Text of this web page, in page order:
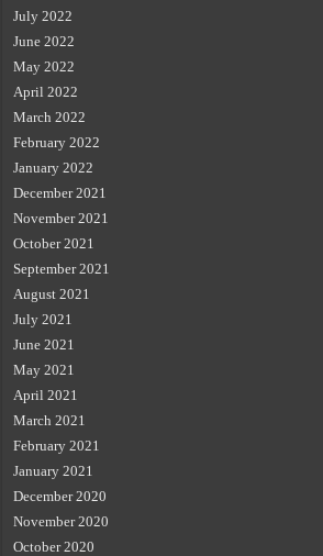
July 2022
June 2022
May 2022
April 2022
March 2022
February 2022
January 2022
December 2021
November 2021
October 2021
September 2021
August 2021
July 2021
June 2021
May 2021
April 2021
March 2021
February 2021
January 2021
December 2020
November 2020
October 2020